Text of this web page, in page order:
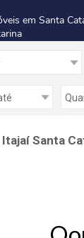
em Santa
Santa